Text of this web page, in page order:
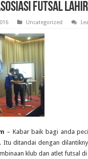
Futsal
Uncategorized
– Kabar baik bagi anda
Itu ditandai dengan
klub dan atlet futsal di